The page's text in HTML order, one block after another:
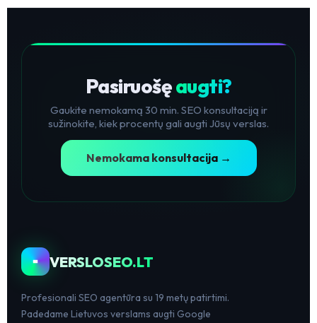
Pasiruošęaugti?
Gaukite nemokamą 30 min. SEO konsultaciją ir
sužinokite, kiek procentų gali augti Jūsų verslas.
Nemokama konsultacija →
VERSLOSEO.LT
Profesionali SEO agentūra su 19 metų patirtimi.
Padedame Lietuvos verslams augti Google